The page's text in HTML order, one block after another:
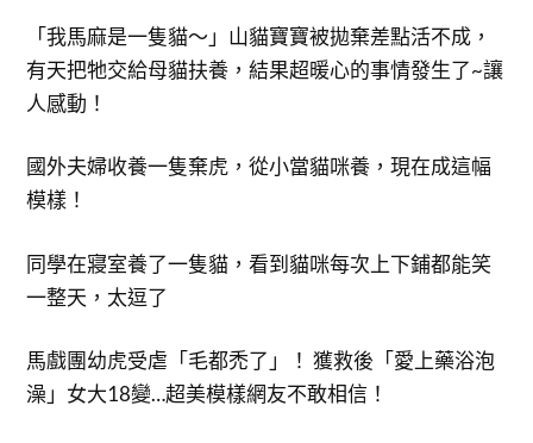
「我馬麻是一隻貓～」山貓寶寶被拋棄差點活不成，
有天把牠交給母貓扶養，結果超暖心的事情發生了~讓
人感動！
國外夫婦收養一隻棄虎，從小當貓咪養，現在成這幅
模樣！
同學在寢室養了一隻貓，看到貓咪每次上下鋪都能笑
一整天，太逗了
馬戲團幼虎受虐「毛都禿了」！ 獲救後「愛上藥浴泡
澡」女大18變…超美模樣網友不敢相信！